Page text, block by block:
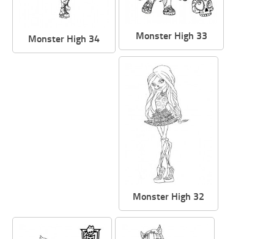
Monster High 34 Monster High 33
Monster High 32